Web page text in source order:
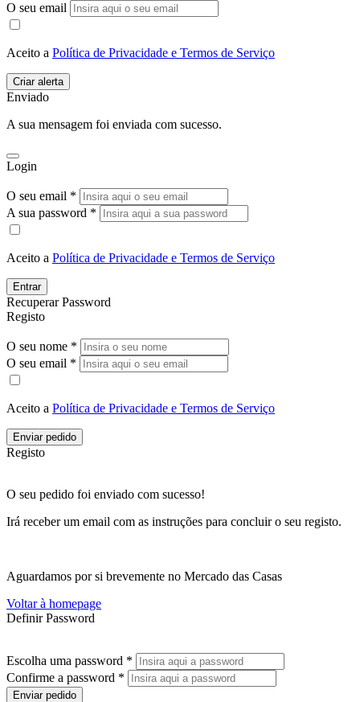
O seu email
Aceito a Política de Privacidade e Termos de Serviço
Enviado
A sua mensagem foi enviada com sucesso.
Login
O seu email *
A sua password *
Aceito a Política de Privacidade e Termos de Serviço
Entrar
Recuperar Password
Registo
O seu nome *
O seu email *
Aceito a Política de Privacidade e Termos de Serviço
Enviar pedido
Registo
O seu pedido foi enviado com sucesso!
Irá receber um email com as instruções para concluir o seu registo.
Aguardamos por si brevemente no Mercado das Casas
Voltar à homepage
Definir Password
Escolha uma password *
Confirme a password *
Enviar pedido